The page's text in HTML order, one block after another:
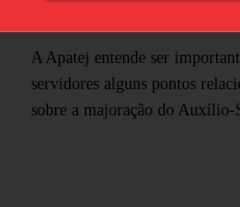
A Apatej entende ser
servidores alguns pontos
sobre a majoração do Auxílio-